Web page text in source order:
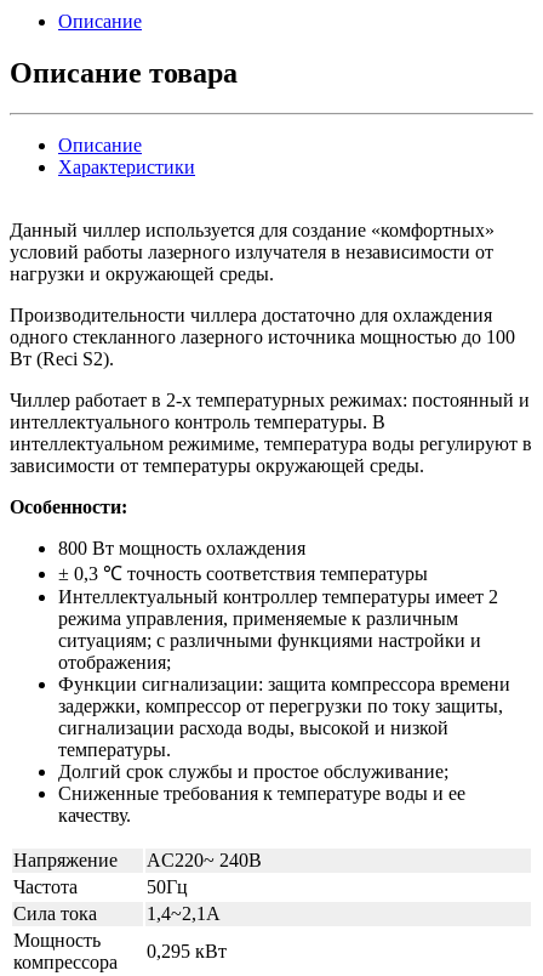
Описание
Описание товара
Описание
Характеристики
Данный чиллер используется для создание «комфортных»
условий работы лазерного излучателя в независимости от
нагрузки и окружающей среды.
Производительности чиллера достаточно для охлаждения
одного стекланного лазерного источника мощностью до 100
Вт (Reci S2).
Чиллер работает в 2-х температурных режимах: постоянный и
интеллектуального контроль температуры. В
интеллектуальном режимиме, температура воды регулируют в
зависимости от температуры окружающей среды.
Особенности:
800 Вт мощность охлаждения
± 0,3 ℃ точность соответствия температуры
Интеллектуальный контроллер температуры имеет 2
режима управления, применяемые к различным
ситуациям; с различными функциями настройки и
отображения;
Функции сигнализации: защита компрессора времени
задержки, компрессор от перегрузки по току защиты,
сигнализации расхода воды, высокой и низкой
температуры.
Долгий срок службы и простое обслуживание;
Сниженные требования к температуре воды и ее
качеству.
Напряжение
AC220~ 240В
Частота
50Гц
Сила тока
1,4~2,1A
Мощность
компрессора
0,295 кВт